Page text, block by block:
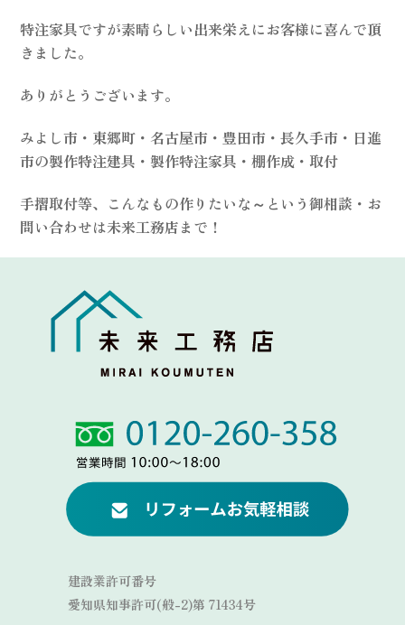
特注家具ですが素晴らしい出来栄えにお客様に喜んで頂
きました。
ありがとうございます。
みよし市・東郷町・名古屋市・豊田市・長久手市・日進
市の製作特注建具・製作特注家具・棚作成・取付
手摺取付等、こんなもの作りたいな～という御相談・お
問い合わせは未来工務店まで！
Link
Link
建設業許可番号
愛知県知事許可(般-2)第 71434号